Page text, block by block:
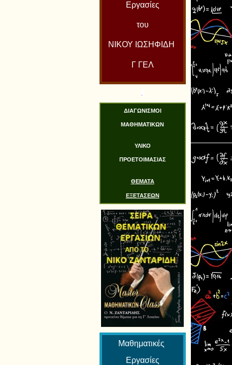
Εργασίες
του
ΝΙΚΟΥ ΙΩΣΗΦΙΔΗ
Γ ΓΕΛ
.
ΔΙΑΓΩΝΙΣΜΟΙ
ΜΑΘΗΜΑΤΙΚΩΝ
ΥΛΙΚΟ
ΠΡΟΕΤΟΙΜΑΣΙΑΣ
ΘΕΜΑΤΑ
ΕΞΕΤΑΣΕΩΝ
Μαθηματικές
Εργασίες